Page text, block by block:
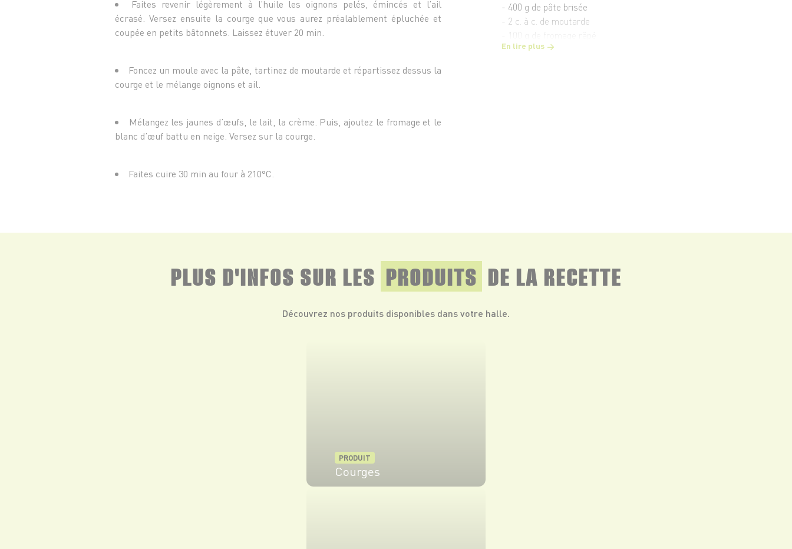
- 400 g de pâte brisée
- 2 c. à c. de moutarde
- 3 œufs
En lire plus
Faites revenir légèrement à l’huile les oignons pelés, émincés et l’ail
écrasé. Versez ensuite la courge que vous aurez préalablement épluchée et
coupée en petits bâtonnets. Laissez étuver 20 min.
Foncez un moule avec la pâte, tartinez de moutarde et répartissez dessus la
courge et le mélange oignons et ail.
Mélangez les jaunes d’œufs, le lait, la crème. Puis, ajoutez le fromage et le
blanc d’œuf battu en neige. Versez sur la courge.
Faites cuire 30 min au four à 210°C.
PLUS D'INFOS SUR LES PRODUITS DE LA RECETTE
Découvrez nos produits disponibles dans votre halle.
PRODUIT
Courges